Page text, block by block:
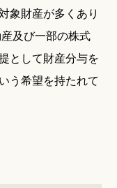
象財産が多くあり
及び一部の株式
として財産分与を
う希望を持たれて